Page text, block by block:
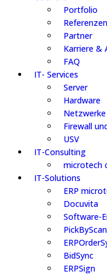
Portfolio
Referenzen
Partner
Karriere &
FAQ
IT- Services
Server
Hardware
Netzwerke
Firewall
USV
IT-Consulting
microtech
IT-Solutions
ERP
Docuvita
Software-
BidSync
ERPSign